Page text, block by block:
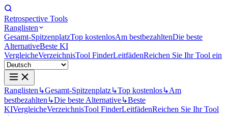
Retrospective Tools
Ranglisten
Gesamt-SpitzenplatzTop kostenlosAm bestbezahltenDie beste
AlternativeBeste KI
VergleicheVerzeichnisTool FinderLeitfädenReichen Sie Ihr Tool ein
Ranglisten ↳Gesamt-Spitzenplatz↳Top kostenlos↳Am
bestbezahlten ↳Die beste Alternative↳Beste
KIVergleicheVerzeichnisTool FinderLeitfädenReichen Sie Ihr Tool